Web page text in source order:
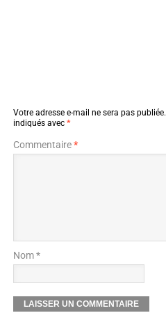
Votre adresse e-mail ne sera pas publiée.
indiqués avec *
Commentaire*
Nom *